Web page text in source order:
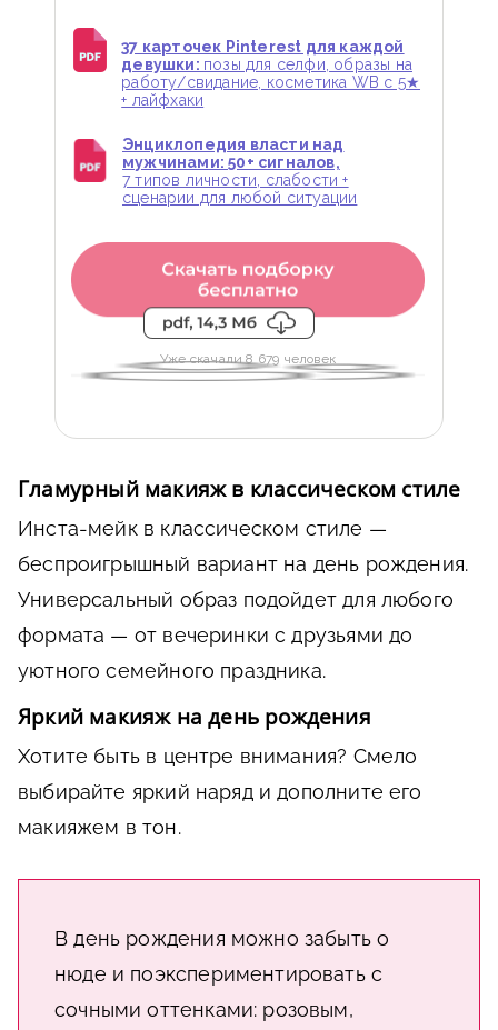
Уже скачали 8 679 человек
37 карточек Pinterest для каждой
девушки: позы для селфи, образы на
работу/свидание, косметика WB с 5★
+ лайфхаки
Энциклопедия власти над
мужчинами: 50+ сигналов,
7 типов личности, слабости +
сценарии для любой ситуации
Гламурный макияж в классическом стиле
Инста-мейк в классическом стиле —
беспроигрышный вариант на день рождения.
Универсальный образ подойдет для любого
формата — от вечеринки с друзьями до
уютного семейного праздника.
Яркий макияж на день рождения
Хотите быть в центре внимания? Смело
выбирайте яркий наряд и дополните его
макияжем в тон.
В день рождения можно забыть о
нюде и поэкспериментировать с
сочными оттенками: розовым,